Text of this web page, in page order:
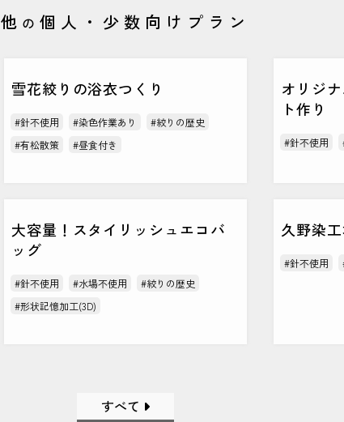
他 の 個人・少数向けプラン
雪花絞りの浴衣つくり
#針不使用 #染色作業あり
#絞りの歴史
#有松散策
#昼食付き
オリジ
ト作り
#針不使用
大容量！スタイリッシュエコバ
ッグ
#針不使用 #水場不使用
#絞りの歴史
#形状記憶加工(3D)
久野染
#針不使用
すべて